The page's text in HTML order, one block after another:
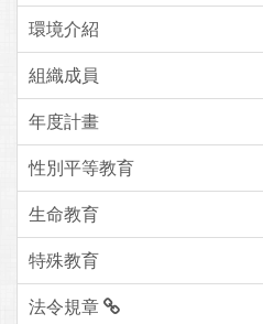
環境介紹
組織成員
年度計畫
性別平等教育
生命教育
特殊教育
法令規章